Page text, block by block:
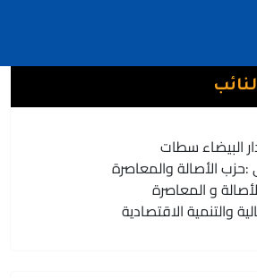
البيضاء سطات
:حزب الأصالة والمعاصرة
و المعاصرة
والتنمية الاقتصادية